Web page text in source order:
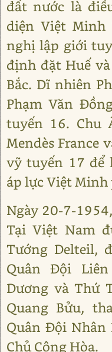
đất nước là
diện Việt Minh
nghị lập giới
định đặt Huế
Bắc. Dĩ nhiên
Phạm Văn
tuyến 16. Chu
Mendès France
vỹ tuyến 17 để
áp lực Việt
Ngày 20-7-
Tại Việt Nam
Tướng Delteil,
Quân Đội
Dương và Thứ
Quang Bửu,
Quân Đội Nhân
Chủ Cộng Hòa.